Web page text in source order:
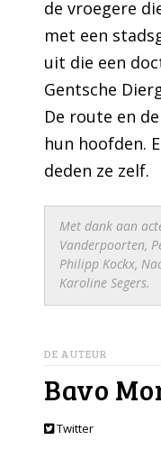
de vroegere
met een
uit die een
Gentsche
De route en de
hun hoofden.
deden ze zelf.
Met dank aan
Vanderpoorten,
Philipp Kockx,
Karoline Segers.
DE AUTEUR
Bavo
Twitter